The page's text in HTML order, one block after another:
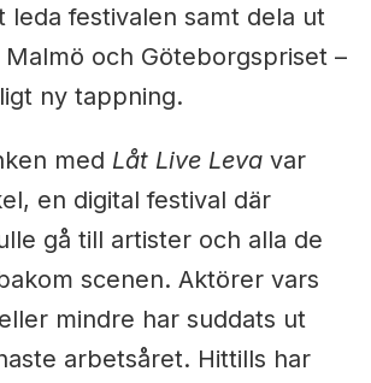
leda festivalen samt dela ut
och Göteborgspriset –
ny tappning.
med Låt Live Levavar
en digital festival där
gå till artister och alla de
scenen. Aktörer vars
mindre har suddats ut
arbetsåret. Hittills har